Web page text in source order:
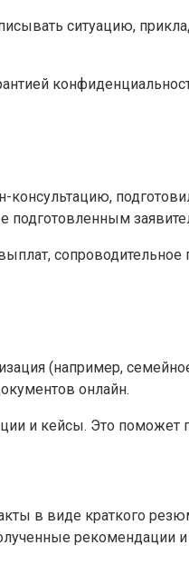
ситуацию,
подготовленным
(например,
онлайн.
и кейсы. Это поможет
в виде краткого